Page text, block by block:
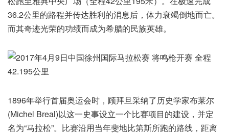
36.2公里的路程并传达胜利的消息后，体力衰竭倒地而亡。
而其奇迹光荣的功绩而成为希腊的民族英雄。
1896年举行首届奥运会时，顾拜旦采纳了历史学家布莱尔
(Michel Breal)以这一史事设立一个比赛项目的建设，并定
名为“马拉松”。比赛沿用当年斐地比第斯所跑的路线，距离